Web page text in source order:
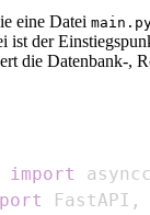
eine Datei
ist der
die Datenbank-,
import
FastAPI ,